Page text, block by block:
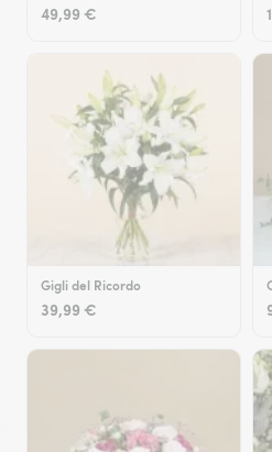
49,99 €
Gigli del Ricordo
39,99 €